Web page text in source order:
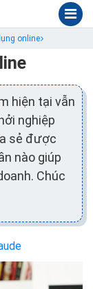
online
hiện tại vẫn
nghiệp
sẻ được
nào giúp
Chúc